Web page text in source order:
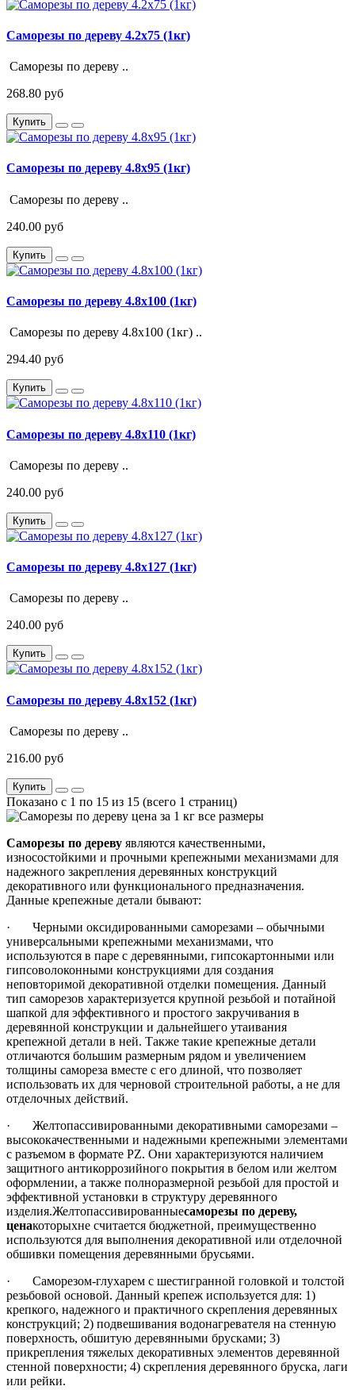
Саморезы по дереву 4.2х75 (1кг)
Саморезы по дереву ..
268.80 руб
Купить
Саморезы по дереву 4.8х95 (1кг)
Саморезы по дереву ..
240.00 руб
Купить
Саморезы по дереву 4.8х100 (1кг)
Саморезы по дереву 4.8х100 (1кг) ..
294.40 руб
Купить
Саморезы по дереву 4.8х110 (1кг)
Саморезы по дереву ..
240.00 руб
Купить
Саморезы по дереву 4.8х127 (1кг)
Саморезы по дереву ..
240.00 руб
Купить
Саморезы по дереву 4.8х152 (1кг)
Саморезы по дереву ..
216.00 руб
Купить
Показано с 1 по 15 из 15 (всего 1 страниц)
Саморезы по дереву являются качественными,
износостойкими и прочными крепежными механизмами для
надежного закрепления деревянных конструкций
декоративного или функционального предназначения.
Данные крепежные детали бывают:
· Черными оксидированными саморезами – обычными
универсальными крепежными механизмами, что
используются в паре с деревянными, гипсокартонными или
гипсоволоконными конструкциями для создания
неповторимой декоративной отделки помещения. Данный
тип саморезов характеризуется крупной резьбой и потайной
шапкой для эффективного и простого закручивания в
деревянной конструкции и дальнейшего утаивания
крепежной детали в ней. Также такие крепежные детали
отличаются большим размерным рядом и увеличением
толщины самореза вместе с его длиной, что позволяет
использовать их для черновой строительной работы, а не для
отделочных действий.
· Желтопассивированными декоративными саморезами –
высококачественными и надежными крепежными элементами
с разъемом в формате PZ. Они характеризуются наличием
защитного антикоррозийного покрытия в белом или желтом
оформлении, а также полноразмерной резьбой для простой и
эффективной установки в структуру деревянного
изделия.Желтопассивированныесаморезы по дереву,
ценакоторыхне считается бюджетной, преимущественно
используются для выполнения декоративной или отделочной
обшивки помещения деревянными брусьями.
· Саморезом-глухарем с шестигранной головкой и толстой
резьбовой основой. Данный крепеж используется для: 1)
крепкого, надежного и практичного скрепления деревянных
конструкций; 2) подвешивания водонагревателя на стенную
поверхность, обшитую деревянными брусками; 3)
прикрепления тяжелых декоративных элементов деревянной
стенной поверхности; 4) скрепления деревянного бруска, лаги
или рейки.